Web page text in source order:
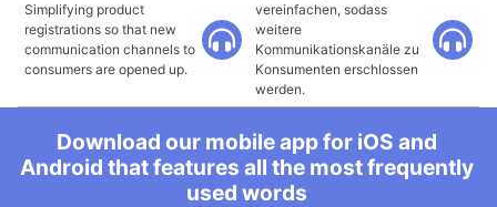
Simplifying product
registrations so that new
communication channels to
consumers are opened up.
vereinfachen, sodass
weitere
Kommunikationskanäle zu
Konsumenten erschlossen
werden.
Download our mobile app for iOS and
Android that features all the most frequently
used words